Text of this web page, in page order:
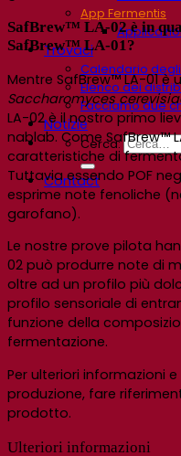
App Fermentis
Trovaci
Calendario
Elenco dei
Facciamo due
Notizie
Cerca:
Contact
SafBrew™ LA-02 è in
SafBrew™ LA-01?
Mentre SafBrew™ LA-01 è
Saccharomyces
LA-02 è il nostro primo
nablab. ComeSafBrew™
caratteristiche di
Tuttavia essendo POF
esprime note fenoliche
garofano).
Le nostre prove pilota
02 può produrre note di
oltre ad un profilo più
profilo sensoriale di
funzione della
fermentazione.
Per ulteriori informazioni
produzione, fare
prodotto.
Ulteriori informazioni